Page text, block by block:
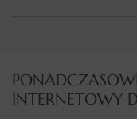
INTERNETOWY